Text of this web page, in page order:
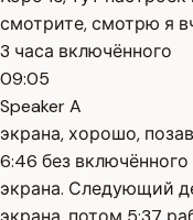
смотрите, смотрю я
3 часа включённого
09:05
Speaker A
экрана, хорошо,
6:46 без
экрана. Следующий